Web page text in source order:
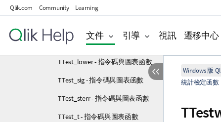
Qlik.com Community Learning
文件 引導 視訊 遷移中心
TTest_conf - 指令碼與圖表函數
TTest_dif - 指令碼與圖表函數
TTest_lower - 指令碼與圖表函數
TTest_sig - 指令碼與圖表函數
TTest_sterr - 指令碼與圖表函數
TTest_t - 指令碼與圖表函數
Windows 版
統計檢定函數